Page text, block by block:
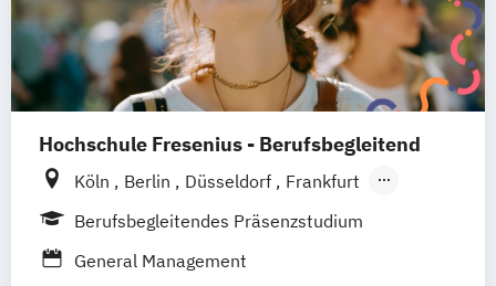
Hochschule Fresenius - Berufsbegleitend
Köln Berlin Düsseldorf
Frankfurt
Hamburg
Idstein München
Wiesbaden
Hannover Dortmund
Berufsbegleitendes Präsenzstudium
General Management